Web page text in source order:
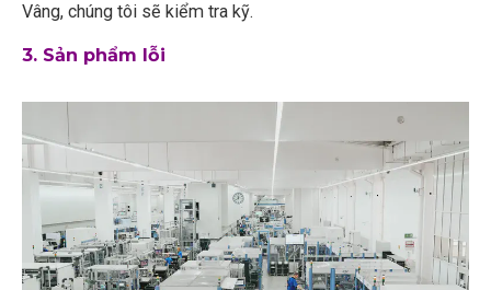
Vâng, chúng tôi sẽ kiểm tra kỹ.
3. Sản phẩm lỗi